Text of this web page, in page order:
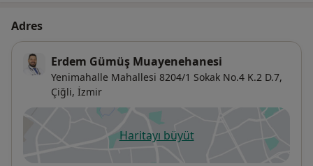
Adres
Erdem Gümüş Muayenehanesi
Yenimahalle Mahallesi 8204/1 Sokak No.4 K.2 D.7,
Çiğli, İzmir
Haritayı büyütyeni bir sekmede açılır